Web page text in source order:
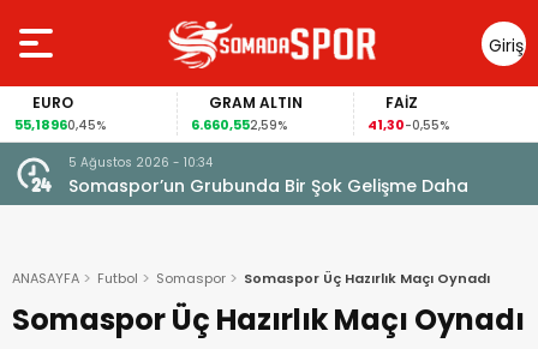
Giriş
Yap
EURO
55,18960,45%
GRAM ALTIN
6.660,552,59%
FAİZ
41,30-0,55%
5 Ağustos 2026 - 10:34
Somaspor’un Grubunda Bir Şok Gelişme Daha
ANASAYFA Futbol Somaspor Somaspor Üç Hazırlık Maçı Oynadı
Somaspor Üç Hazırlık Maçı Oynadı